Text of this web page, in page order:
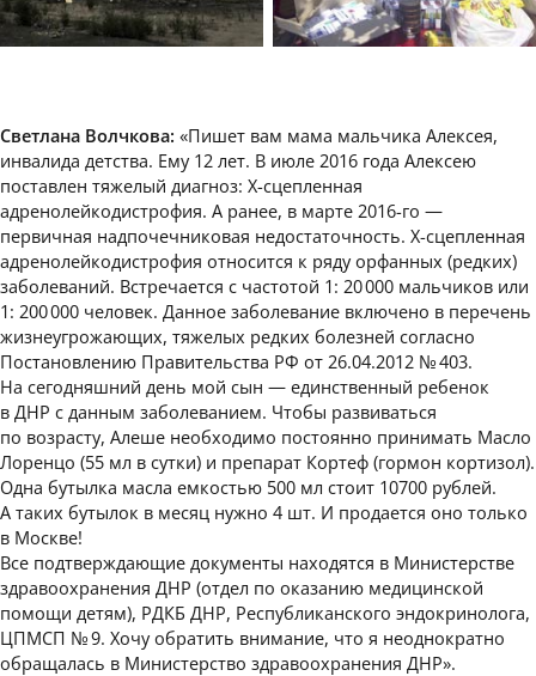
Светлана Волчкова: «Пишет вам мама мальчика Алексея,
инвалида детства. Ему 12 лет. В июле 2016 года Алексею
поставлен тяжелый диагноз: Х-сцепленная
адренолейкодистрофия. А ранее, в марте 2016-го —
первичная надпочечниковая недостаточность. Х-сцепленная
адренолейкодистрофия относится к ряду орфанных (редких)
заболеваний. Встречается с частотой 1: 20 000 мальчиков или
1: 200 000 человек. Данное заболевание включено в перечень
жизнеугрожающих, тяжелых редких болезней согласно
Постановлению Правительства РФ от 26.04.2012 № 403.
На сегодняшний день мой сын — единственный ребенок
в ДНР с данным заболеванием. Чтобы развиваться
по возрасту, Алеше необходимо постоянно принимать Масло
Лоренцо (55 мл в сутки) и препарат Кортеф (гормон кортизол).
Одна бутылка масла емкостью 500 мл стоит 10700 рублей.
А таких бутылок в месяц нужно 4 шт. И продается оно только
в Москве!
Все подтверждающие документы находятся в Министерстве
здравоохранения ДНР (отдел по оказанию медицинской
помощи детям), РДКБ ДНР, Республиканского эндокринолога,
ЦПМСП № 9. Хочу обратить внимание, что я неоднократно
обращалась в Министерство здравоохранения ДНР».